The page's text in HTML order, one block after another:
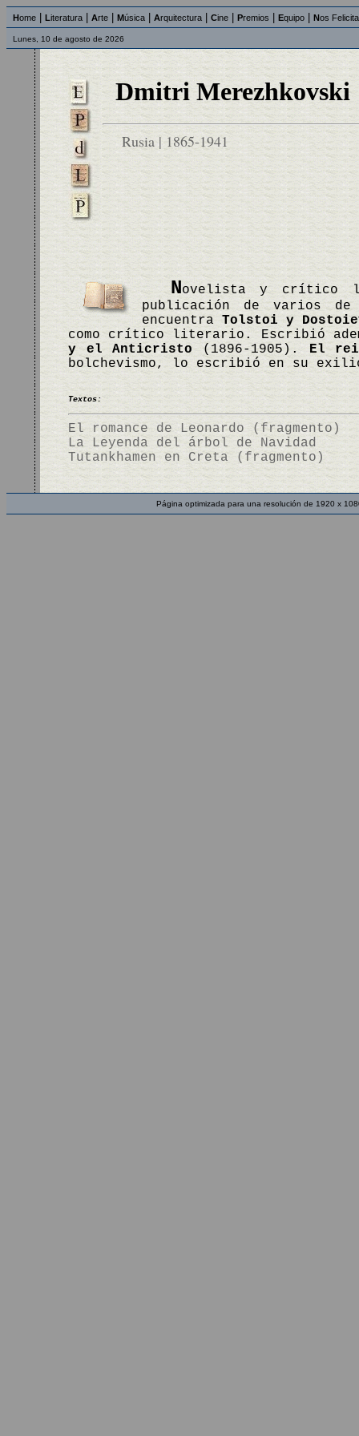
Home Literatura Arte Música Arquitectura Cine Premios Equipo Nos
Lunes, 10 de agosto de 2026
Dmitri Merezhkovski
Rusia | 1865-1941
Novelista y crítico
publicación de varios
encuentraTolstoi y
como crítico literario. Escribió
y el Anticristo (1896-1905). El
bolchevismo, lo escribió en su
Textos:
El romance de Leonardo (fragmento)
La Leyenda del árbol de Navidad
Tutankhamen en Creta (fragmento)
Página optimizada para una resolución de 1920 x